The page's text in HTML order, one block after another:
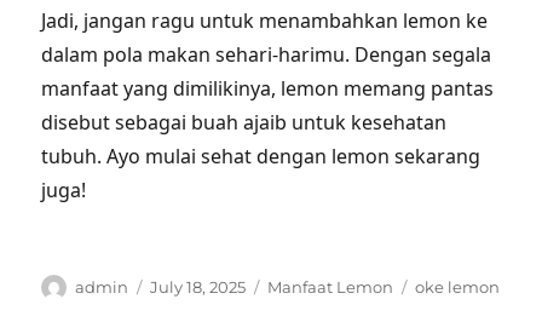
Jadi, jangan ragu untuk menambahkan lemon ke
dalam pola makan sehari-harimu. Dengan segala
manfaat yang dimilikinya, lemon memang pantas
disebut sebagai buah ajaib untuk kesehatan
tubuh. Ayo mulai sehat dengan lemon sekarang
juga!
Author
admin
Posted
July 18, 2025 Categories
Manfaat Lemon Tags
oke lemon